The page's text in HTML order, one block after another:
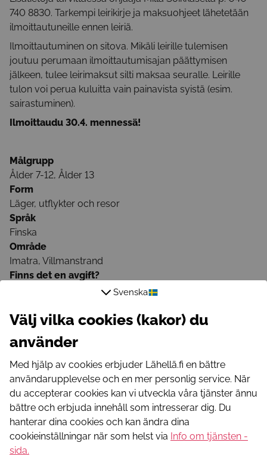
740 8830. Tarkempi leirikirje ja maksuohjeet lähetetään
ilmoittautuneille ennen leiriä.
Ilmoittautuminen on sitova. Mikäli leirille tulemisen
joutuu perumaan ilmoittautumisajan päättymisen
jälkeen, tulee leirimaksut silti maksaa seuralle. Leirille
tulon voi perua kuluitta vain painavista syistä (esim.
sairastuminen).
Ilmoittaudu 30.4. mennessä!
Målgrupp
Ålder 7-12, Ålder 13
Form
Läger, utflykter och resor
Språk
Finska
Område
Imatra, Villmanstrand
Finns det en avgift?
Registrering krävs
Registreringslänk
https://saimaa.nuorisoseurat.fi/luovalava
Läs mer
E-postadress
tuija-liisa.leino@nuorisoseurat.fi
Telefonnummer
Svenska
Välj vilka cookies (kakor) du
använder
Med hjälp av cookies erbjuder Lähellä.fi en bättre
användarupplevelse och en mer personlig service. När
du accepterar cookies kan vi utveckla våra tjänster ännu
bättre och erbjuda innehåll som intresserar dig. Du
hanterar dina cookies och kan ändra dina
cookieinställningar när som helst via Info om tjänsten -
sida.